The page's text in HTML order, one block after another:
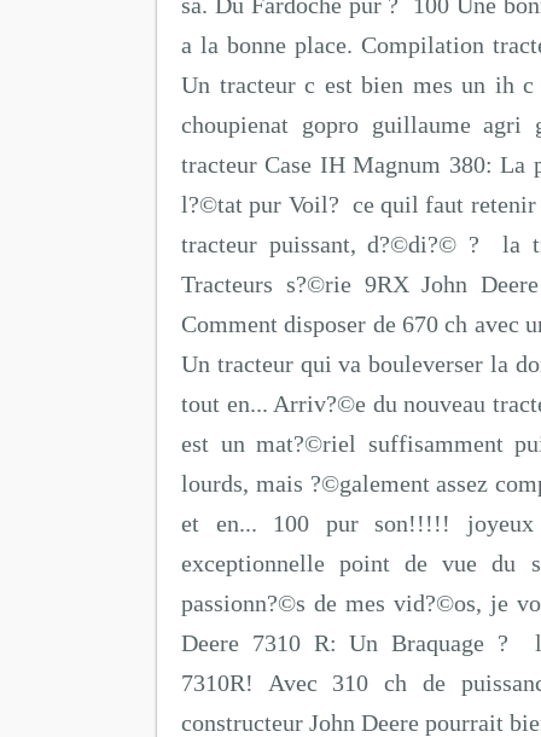
a la bonne place. Compilation
Un tracteur c est bien mes un ih
choupienat gopro guillaume agri
tracteur Case IH Magnum 380:
l?©tat pur Voil? ce quil faut retenir
tracteur puissant, d?©di?© ? la
Tracteurs s?©rie 9RX John
Comment disposer de 670 ch
Un tracteur qui va bouleverser la
tout en... Arriv?©e du nouveau
est un mat?©riel suffisamment
lourds, mais ?©galement assez
et en... 100 pur son!!!!!
exceptionnelle point de vue du
passionn?©s de mes vid?©os, je
Deere 7310 R: Un Braquage ?
7310R! Avec 310 ch de
constructeur John Deere pourrait